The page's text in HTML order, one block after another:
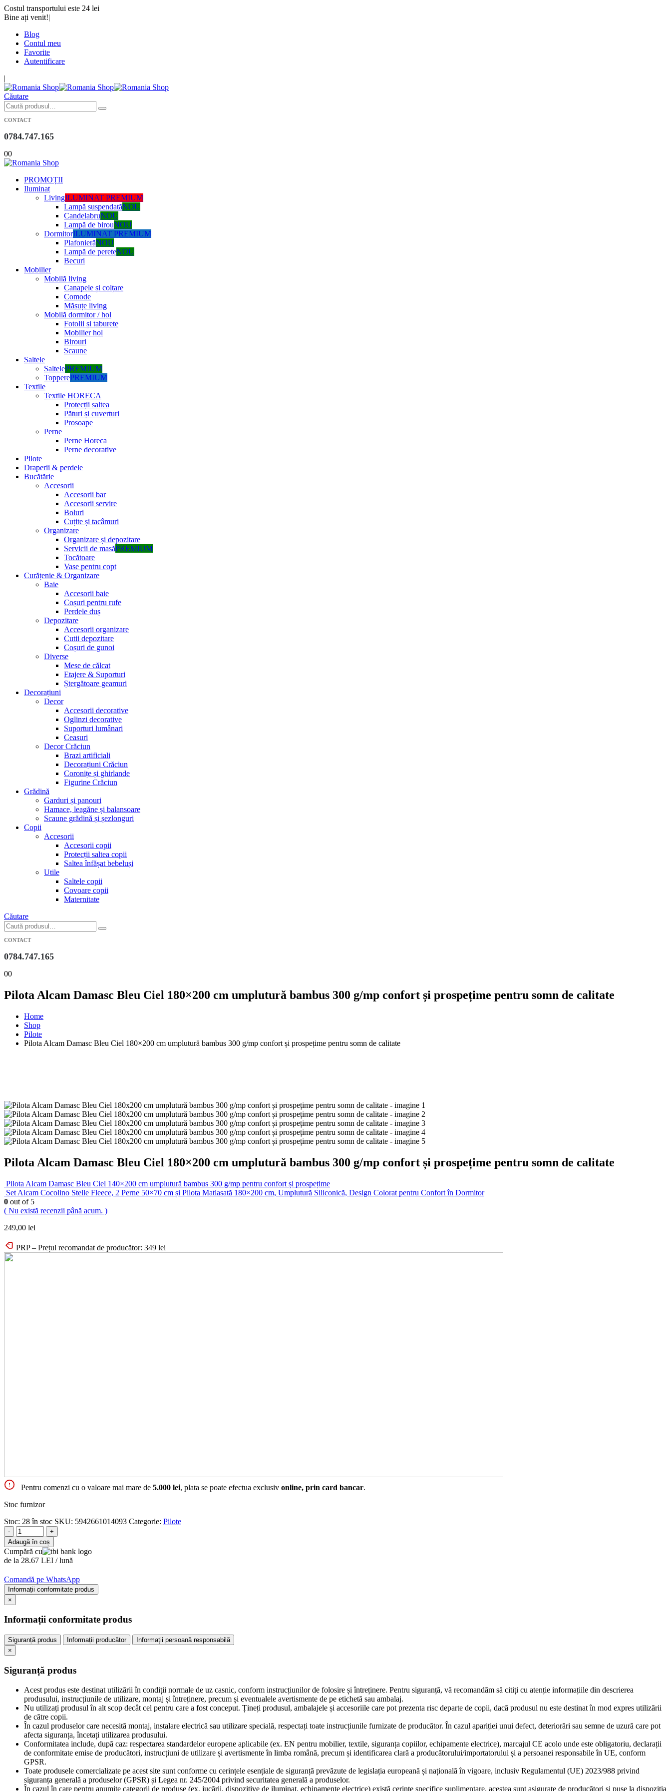
Costul transportului este 24 lei
Bine ați venit!|
Blog
Contul meu
Favorite
Autentificare
|
Căutare
CONTACT
0784.747.165
00
PROMOȚII
Iluminat
LivingILUMINAT PREMIUM
Lampă suspendatăNOU
CandelabruNOU
Lampă de birouNOU
DormitorILUMINAT PREMIUM
PlafonierăNOU
Lampă de pereteNOU
Becuri
Mobilier
Mobilă living
Canapele și colțare
Comode
Măsuțe living
Mobilă dormitor / hol
Fotolii și taburete
Mobilier hol
Birouri
Scaune
Saltele
SaltelePREMIUM
TopperePREMIUM
Textile
Textile HORECA
Protecții saltea
Pături și cuverturi
Prosoape
Perne
Perne Horeca
Perne decorative
Pilote
Draperii & perdele
Bucătărie
Accesorii
Accesorii bar
Accesorii servire
Boluri
Cuțite și tacâmuri
Organizare
Organizare și depozitare
Servicii de masăPREMIUM
Tocătoare
Vase pentru copt
Curățenie & Organizare
Baie
Accesorii baie
Coșuri pentru rufe
Perdele duș
Depozitare
Accesorii organizare
Cutii depozitare
Coșuri de gunoi
Diverse
Mese de călcat
Etajere & Suporturi
Ștergătoare geamuri
Decorațiuni
Decor
Accesorii decorative
Oglinzi decorative
Suporturi lumânari
Ceasuri
Decor Crăciun
Brazi artificiali
Decorațiuni Crăciun
Coronițe și ghirlande
Figurine Crăciun
Grădină
Garduri și panouri
Hamace, leagăne și balansoare
Scaune grădină și șezlonguri
Copii
Accesorii
Accesorii copii
Protecții saltea copii
Saltea înfășat bebeluși
Utile
Saltele copii
Covoare copii
Maternitate
Căutare
CONTACT
0784.747.165
00
Pilota Alcam Damasc Bleu Ciel 180×200 cm umplutură bambus 300 g/mp confort și prospețime pentru somn de calitate
Home
Shop
Pilote
Pilota Alcam Damasc Bleu Ciel 180×200 cm umplutură bambus 300 g/mp confort și prospețime pentru somn de calitate
Pilota Alcam Damasc Bleu Ciel 180×200 cm umplutură bambus 300 g/mp confort și prospețime pentru somn de calitate
Pilota Alcam Damasc Bleu Ciel 140×200 cm umplutură bambus 300 g/mp pentru confort și prospețime
Set Alcam Cocolino Stelle Fleece, 2 Perne 50×70 cm și Pilota Matlasată 180×200 cm, Umplutură Siliconică, Design Colorat pentru Confort în Dormitor
0 out of 5
( Nu există recenzii până acum. )
249,00 lei
PRP – Prețul recomandat de producător: 349 lei
Pentru comenzi cu o valoare mai mare de 5.000 lei, plata se poate efectua exclusiv online, prin card bancar.
Stoc furnizor
Stoc: 28 în stoc SKU: 5942661014093 Categorie: Pilote
-
+
Adaugă în coș
Cumpără cu
de la 28.67 LEI / lună
Comandă pe WhatsApp
Informații conformitate produs
×
Informații conformitate produs
Siguranță produs Informații producător
Informații persoană responsabilă
×
Siguranță produs
Acest produs este destinat utilizării în condiții normale de uz casnic, conform instrucțiunilor de folosire și întreținere. Pentru siguranță, vă recomandăm să citiți cu atenție informațiile din descrierea
produsului, instrucțiunile de utilizare, montaj și întreținere, precum și eventualele avertismente de pe etichetă sau ambalaj.
Nu utilizați produsul în alt scop decât cel pentru care a fost conceput. Țineți produsul, ambalajele și accesoriile care pot prezenta risc departe de copii, dacă produsul nu este destinat în mod expres utilizării
de către copii.
În cazul produselor care necesită montaj, instalare electrică sau utilizare specială, respectați toate instrucțiunile furnizate de producător. În cazul apariției unui defect, deteriorări sau semne de uzură care pot
afecta siguranța, încetați utilizarea produsului.
Conformitatea include, după caz: respectarea standardelor europene aplicabile (ex. EN pentru mobilier, textile, siguranța copiilor, echipamente electrice), marcajul CE acolo unde este obligatoriu, declarații
de conformitate emise de producători, instrucțiuni de utilizare și avertismente în limba română, precum și identificarea clară a producătorului/importatorului și a persoanei responsabile în UE, conform
GPSR.
Toate produsele comercializate pe acest site sunt conforme cu cerințele esențiale de siguranță prevăzute de legislația europeană și națională în vigoare, inclusiv Regulamentul (UE) 2023/988 privind
siguranța generală a produselor (GPSR) și Legea nr. 245/2004 privind securitatea generală a produselor.
În cazul în care pentru anumite categorii de produse (ex. jucării, dispozitive de iluminat, echipamente electrice) există cerințe specifice suplimentare, acestea sunt asigurate de producători și puse la dispoziția